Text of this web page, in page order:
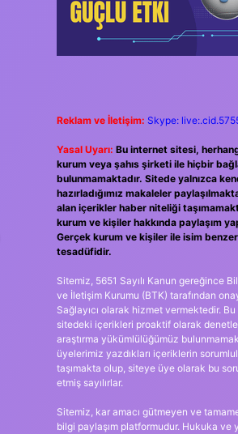
Reklam ve İletişim: Skype:
Yasal Uyarı: Bu internet sitesi,
kurum veya şahıs şirketi ile hiçbir
bulunmamaktadır. Sitede yalnızca
hazırladığımız makaleler
alan içerikler haber niteliği
kurum ve kişiler hakkında paylaşım
Gerçek kurum ve kişiler ile isim
tesadüfidir.
Sitemiz, 5651 Sayılı Kanun gereğince
ve İletişim Kurumu (BTK) tarafından
Sağlayıcı olarak hizmet vermektedir.
sitedeki içerikleri proaktif olarak
araştırma yükümlülüğümüz
üyelerimiz yazdıkları içeriklerin
taşımakta olup, siteye üye olarak bu
etmiş sayılırlar.
Sitemiz, kar amacı gütmeyen ve
bilgi paylaşım platformudur. Hukuka ve